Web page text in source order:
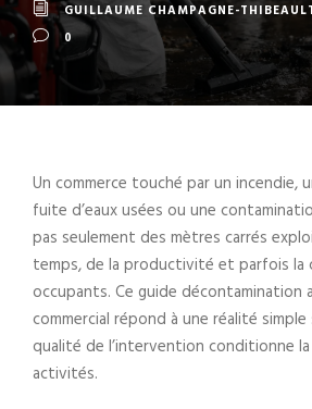
GUILLAUME CHAMPAGNE-
0
Un commerce touché par un incendie,
fuite d’eaux usées ou une
pas seulement des mètres carrés
temps, de la productivité et parfois la
occupants. Ce guide décontamination
commercial répond à une réalité simple
qualité de l’intervention conditionne
activités.